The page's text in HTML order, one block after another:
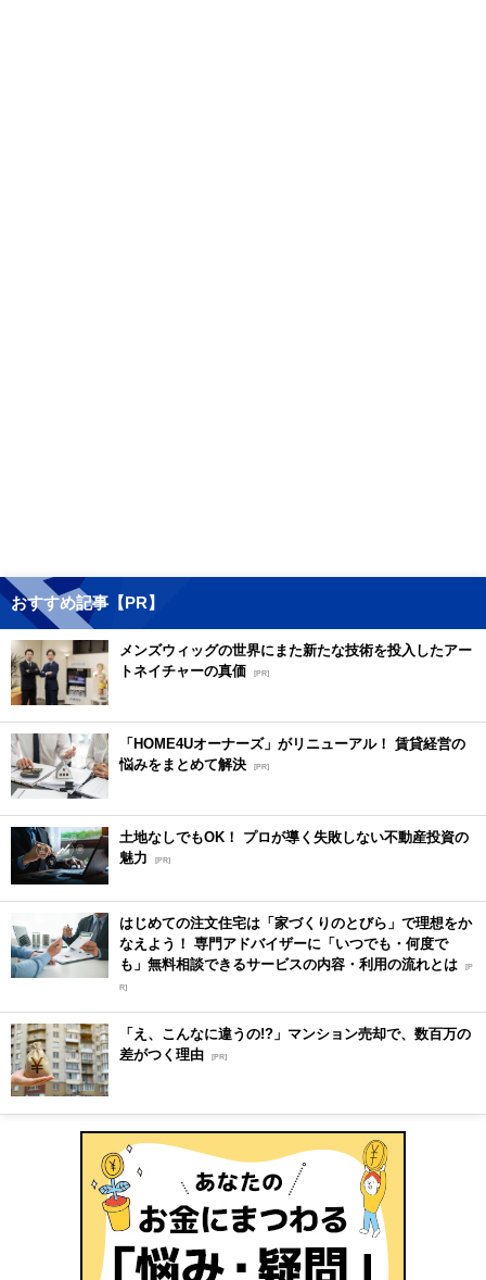
おすすめ記事【PR】
メンズウィッグの世界にまた新たな技術を投入したアー
トネイチャーの真価 [PR]
「HOME4Uオーナーズ」がリニューアル！ 賃貸経営の
悩みをまとめて解決 [PR]
土地なしでもOK！ プロが導く失敗しない不動産投資の
魅力
[PR]
はじめての注文住宅は「家づくりのとびら」で理想をか
なえよう！ 専門アドバイザーに「いつでも・何度で
も」無料相談できるサービスの内容・利用の流れとは [P
R]
「え、こんなに違うの!?」マンション売却で、数百万の
差がつく理由 [PR]